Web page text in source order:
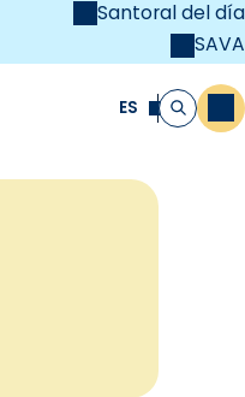
Santoral del día
SAVA
ES Buscar